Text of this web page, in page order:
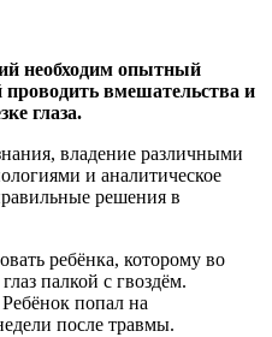
необходим опытный
проводить вмешательства и
глаза.
владение различными
и аналитическое
решения в
ребёнка, которому во
палкой с гвоздём.
попал на
после травмы.